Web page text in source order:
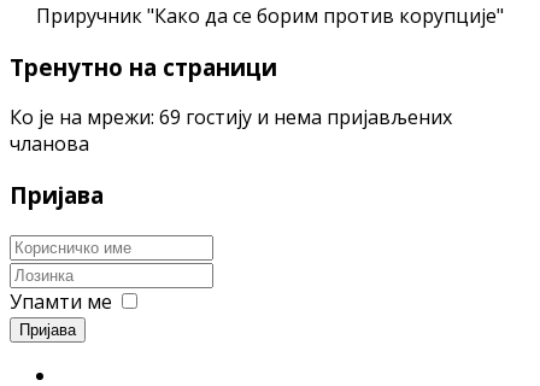
Приручник "Како да се борим против корупције"
Тренутно на страници
Ко је на мрежи: 69 гостију и нема пријављених
чланова
Пријава
Упамти ме
Пријава